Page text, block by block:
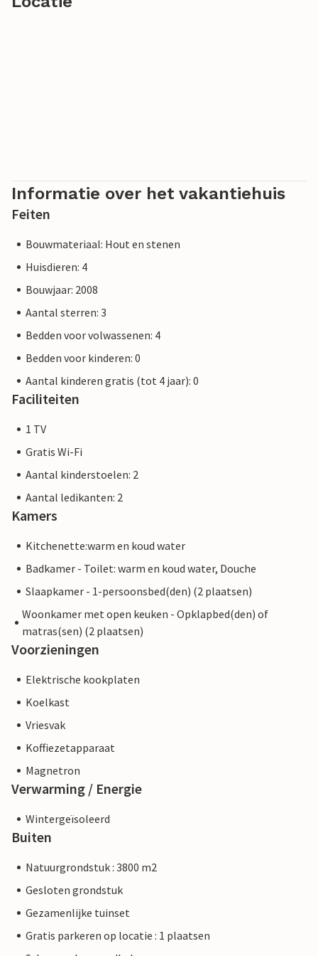
Informatie over het vakantiehuis
Feiten
Bouwmateriaal: Hout en stenen
Huisdieren: 4
Bouwjaar: 2008
Aantal sterren: 3
Bedden voor volwassenen: 4
Bedden voor kinderen: 0
Aantal kinderen gratis (tot 4 jaar): 0
Faciliteiten
1 TV
Gratis Wi-Fi
Aantal kinderstoelen: 2
Aantal ledikanten: 2
Kamers
Kitchenette:warm en koud water
Badkamer - Toilet: warm en koud water, Douche
Slaapkamer - 1-persoonsbed(den) (2 plaatsen)
Woonkamer met open keuken - Opklapbed(den) of
matras(sen) (2 plaatsen)
Voorzieningen
Elektrische kookplaten
Koelkast
Vriesvak
Koffiezetapparaat
Magnetron
Verwarming / Energie
Wintergeïsoleerd
Buiten
Natuurgrondstuk : 3800 m2
Gesloten grondstuk
Gezamenlijke tuinset
Gratis parkeren op locatie : 1 plaatsen